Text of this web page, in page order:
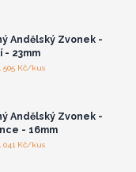
Andělský Zvonek -
- 23mm
505 Kč/kusse nebo se
Andělský Zvonek -
- 16mm
041 Kč/kusse nebo se